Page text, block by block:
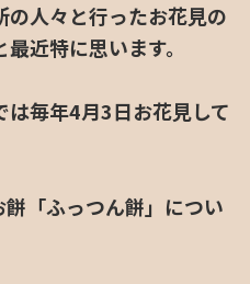
人々と行ったお花見の
近特に思います。
毎年4月3日お花見して
「ふっつん餅」につい